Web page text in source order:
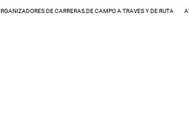
DE CARRERAS DE CAMPO A TRAVES Y DE RUTA